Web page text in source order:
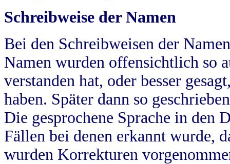
Schreibweise der Namen
Bei den Schreibweisen der
Namen wurden offensichtlich so
verstanden hat, oder besser
haben. Später dann so
Die gesprochene Sprache in
Fällen bei denen erkannt wurde,
wurden Korrekturen